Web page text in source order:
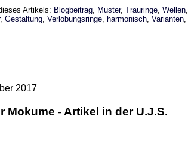
Artikels: Blogbeitrag, Muster, Trauringe, Wellen,
, Gestaltung, Verlobungsringe, harmonisch, Varianten,
2017
Mokume - Artikel in der U.J.S.